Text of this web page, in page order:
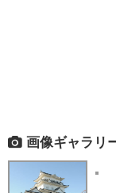
画像ギャラリ